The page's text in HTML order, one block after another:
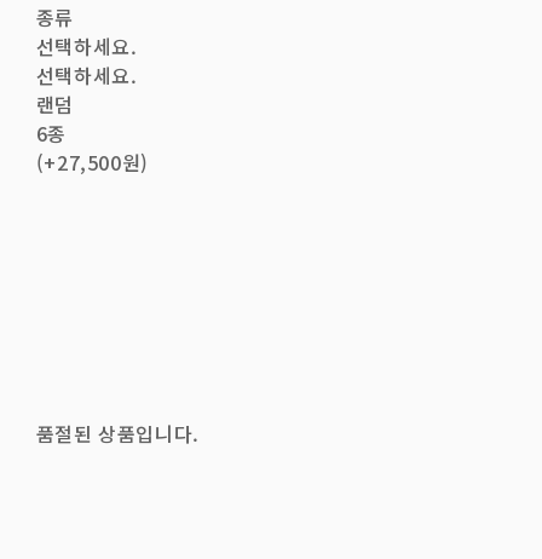
종류
선택하세요.
선택하세요.
랜덤
6종
(+27,500원)
품절된 상품입니다.